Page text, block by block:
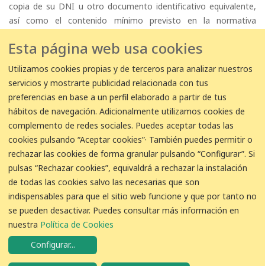
copia de su DNI u otro documento identificativo equivalente,
así como el contenido mínimo previsto en la normativa
SGAB podrá requerirle que la subsane. El ejercicio de estos
derechos es gratuito, si bien podrá cobrarse un canon cuando
las solicitudes sean infundadas, excesivas o repetitivas.
Este sitio puede contener enlaces o referencias a otros sitios
web que no son propiedad de SGAB y en las que, por lo tanto,
no es aplicable la presente política de protección de datos. Le
aconsejamos leer las indicaciones que al respecto contenga
cada página web que visite. Usted será el único responsable de
sus conexiones y actividad relacionada con tales páginas.
COLABORACIÓN
Esta página web usa cookies
Utilizamos cookies propias y de terceros para analizar nuestros
servicios y mostrarte publicidad relacionada con tus
preferencias en base a un perfil elaborado a partir de tus
hábitos de navegación. Adicionalmente utilizamos cookies de
complemento de redes sociales. Puedes aceptar todas las
cookies pulsando “Aceptar cookies”· También puedes permitir o
rechazar las cookies de forma granular pulsando “Configurar”. Si
pulsas “Rechazar cookies”, equivaldrá a rechazar la instalación
de todas las cookies salvo las necesarias que son
indispensables para que el sitio web funcione y que por tanto no
se pueden desactivar. Puedes consultar más información en
nuestra Política de Cookies
Configurar...